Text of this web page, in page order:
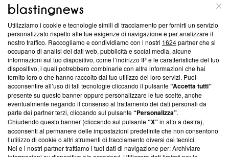
ABOUT
Questa sezione offre informazioni trasparenti su Blasting
News, sui nostri processi editoriali e su come ci impegniamo a
creare news di qualità. Inoltre, afferma la nostra aderenza a
‘Trust Project - News with Integrity’Blasting News non è
ancora membro del programma, ma ha richiesto di farne
parte; Trust Project non ha ancora effettuato una verifica di
conformità agli standard.
Su di noi
Team editoriale
Corporate
Utilizziamo i cookie e tecnologie simili di tracciamento per fornirti un servizio
personalizzato rispetto alle tue esigenze di navigazione e per analizzare il
nostro traffico. Raccogliamo e condividiamo con i nostri 1624partner che si
occupano di analisi dei dati web, pubblicità e social media, alcune
informazioni sul tuo dispositivo, come l’indirizzo IP e le caratteristiche del tuo
dispositivo, i quali potrebbero combinarle con altre informazioni che hai
fornito loro o che hanno raccolto dal tuo utilizzo dei loro servizi. Puoi
acconsentire all’uso di tali tecnologie cliccando il pulsante“Accetta tutti”
presente su questo banner oppure personalizzare le tue scelte, anche
eventualmente negando il consenso al trattamento dei dati personali da
parte dei partner terzi, cliccando sul pulsante“Personalizza”.
Chiudendo questo banner (cliccando sul pulsante“X”in alto a destra),
acconsenti al permanere delle impostazioni predefinite che non consentono
l’utilizzo di cookie o altri strumenti di tracciamento diversi dai tecnici.
Noi e i nostri partner trattiamo i tuoi dati di navigazione per: Archiviare